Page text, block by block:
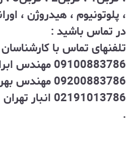
، پلوتونیوم ، هیدروژن ،
در تماس باشید :
تلفنهای تماس با
09100883786 مهندس ابراهیمی
09200883786 مهندس بهرامی
02191013786 انبار تهران
.